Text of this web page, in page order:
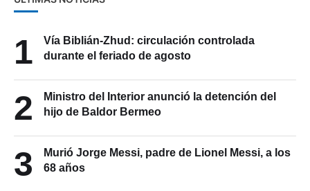
1
Vía Biblián-Zhud: circulación controlada
durante el feriado de agosto
2
Ministro del Interior anunció la detención del
hijo de Baldor Bermeo
3
Murió Jorge Messi, padre de Lionel Messi, a los
68 años